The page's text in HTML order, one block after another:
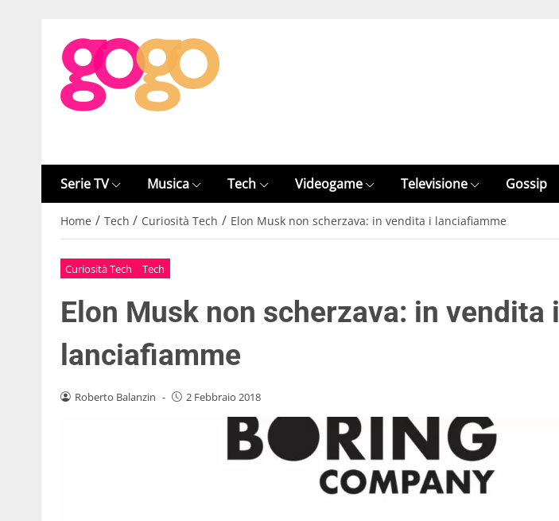
Serie TV Musica Tech Videogame Televisione Gossip
Home / Tech / Curiosità Tech / Elon Musk non scherzava: in vendita i lanciafiamme
Curiosità Tech Tech
Elon Musk non scherzava: in vendita i
lanciafiamme
Roberto Balanzin - 2 Febbraio 2018